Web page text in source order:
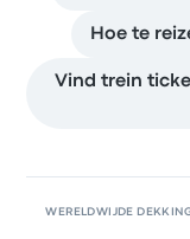
Hoe te
Vind trein
WERELDWIJDE